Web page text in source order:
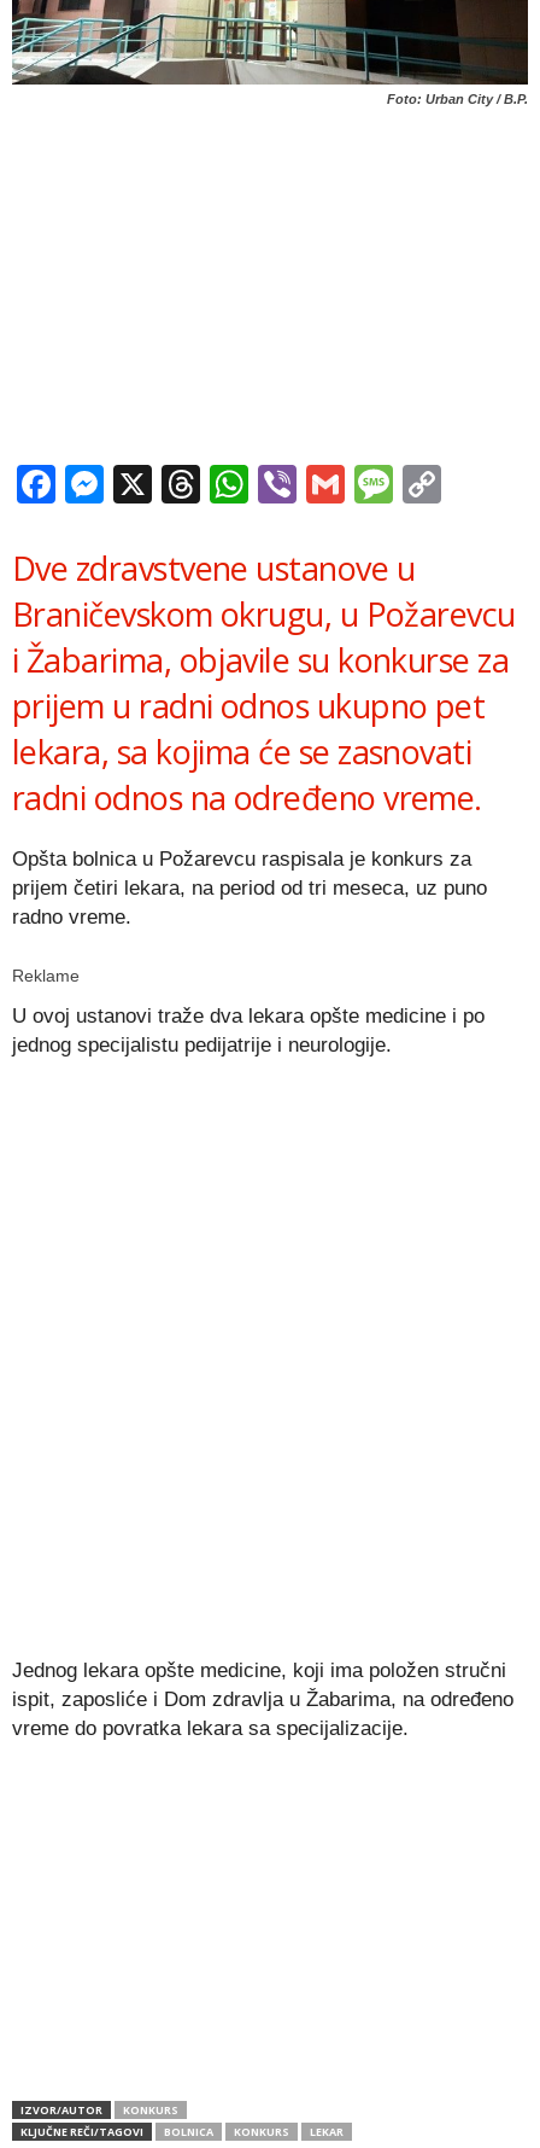
Foto: Urban City / B.P.
Facebook
Messenger
X Threads
WhatsApp
ViberGmail
Dve zdravstvene ustanove u
Braničevskom okrugu, u Požarevcu
i Žabarima, objavile su konkurse za
prijem u radni odnos ukupno pet
lekara, sa kojima će se zasnovati
radni odnos na određeno vreme.
Opšta bolnica u Požarevcu raspisala je konkurs za
prijem četiri lekara, na period od tri meseca, uz puno
radno vreme.
Reklame
U ovoj ustanovi traže dva lekara opšte medicine i po
jednog specijalistu pedijatrije i neurologije.
Jednog lekara opšte medicine, koji ima položen stručni
ispit, zaposliće i Dom zdravlja u Žabarima, na određeno
vreme do povratka lekara sa specijalizacije.
IZVOR/AUTOR
KONKURS
KLJUČNE REČI/TAGOVI
BOLNICA KONKURS LEKAR